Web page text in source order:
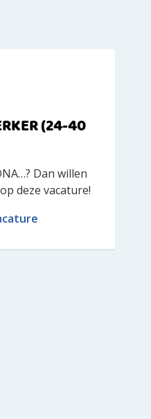
(24-40
Dan willen
deze vacature!